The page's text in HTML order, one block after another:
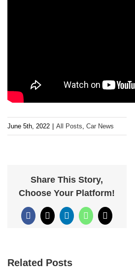
June 5th, 2022 All Posts, Car News
Share This Story,
Choose Your Platform!
Facebook
X LinkedInWhatsApp
Email
Related Posts